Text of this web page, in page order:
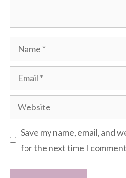
Name
Email
Website
Save my name, email, and
for the next time I